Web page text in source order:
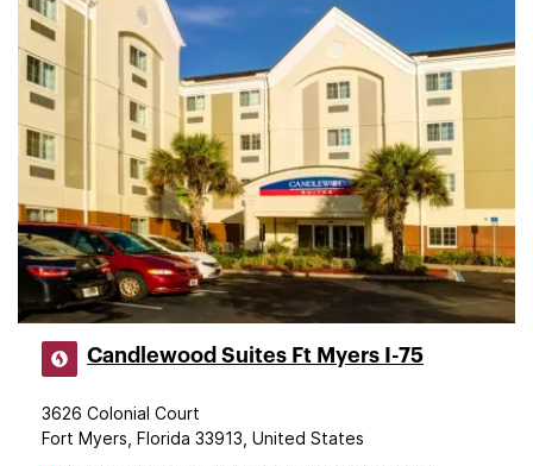
Candlewood Suites Ft Myers I-75
3626 Colonial Court
Fort Myers, Florida 33913, United States